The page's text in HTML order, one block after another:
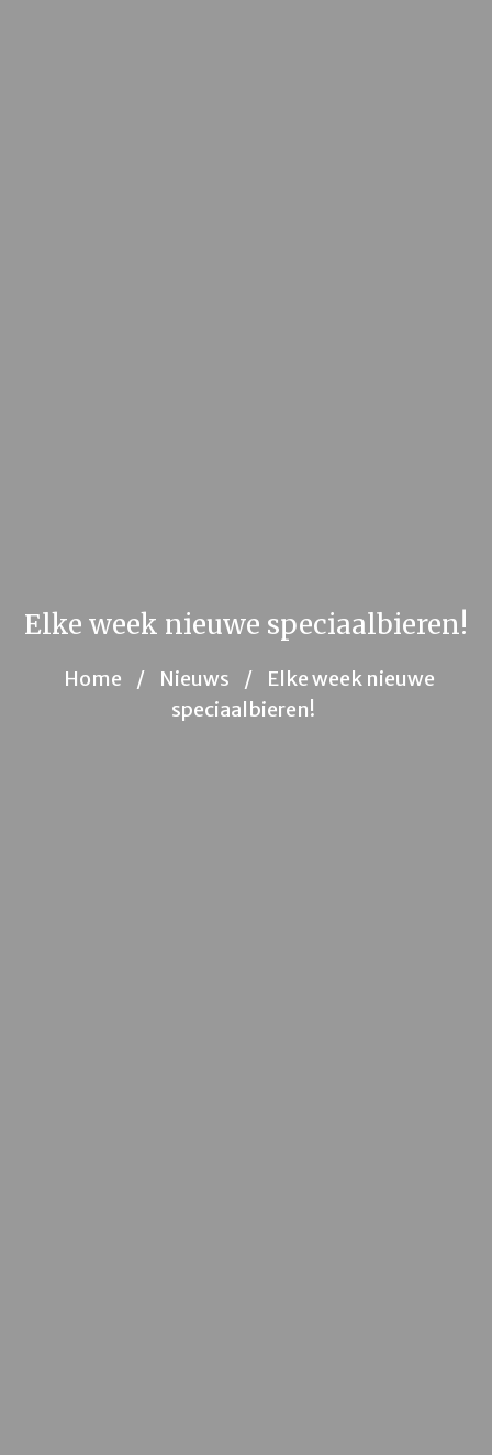
Elke week nieuwe speciaalbieren!
Home / Nieuws /
Elke week nieuwe
speciaalbieren!